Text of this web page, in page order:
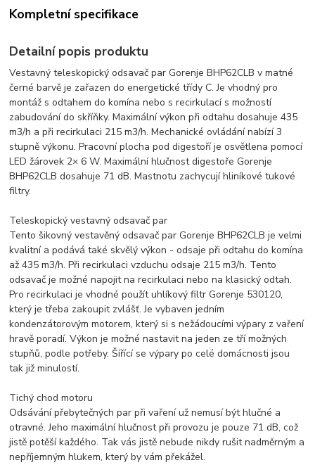
Kompletní specifikace
Detailní popis produktu
Vestavný teleskopický odsavač par Gorenje BHP62CLB v matné
černé barvě je zařazen do energetické třídy C. Je vhodný pro
montáž s odtahem do komína nebo s recirkulací s možností
zabudování do skříňky. Maximální výkon při odtahu dosahuje 435
m3/h a při recirkulaci 215 m3/h. Mechanické ovládání nabízí 3
stupně výkonu. Pracovní plocha pod digestoří je osvětlena pomocí
LED žárovek 2× 6 W. Maximální hlučnost digestoře Gorenje
BHP62CLB dosahuje 71 dB. Mastnotu zachycují hliníkové tukové
filtry.
Teleskopický vestavný odsavač par
Tento šikovný vestavěný odsavač par Gorenje BHP62CLB je velmi
kvalitní a podává také skvělý výkon - odsaje při odtahu do komína
až 435 m3/h. Při recirkulaci vzduchu odsaje 215 m3/h. Tento
odsavač je možné napojit na recirkulaci nebo na klasický odtah.
Pro recirkulaci je vhodné použít uhlíkový filtr Gorenje 530120,
který je třeba zakoupit zvlášť. Je vybaven jedním
kondenzátorovým motorem, který si s nežádoucími výpary z vaření
hravě poradí. Výkon je možné nastavit na jeden ze tří možných
stupňů, podle potřeby. Šířící se výpary po celé domácnosti jsou
tak již minulostí.
Tichý chod motoru
Odsávání přebytečných par při vaření už nemusí být hlučné a
otravné. Jeho maximální hlučnost při provozu je pouze 71 dB, což
jistě potěší každého. Tak vás jistě nebude nikdy rušit nadměrným a
nepříjemným hlukem, který by vám překážel.